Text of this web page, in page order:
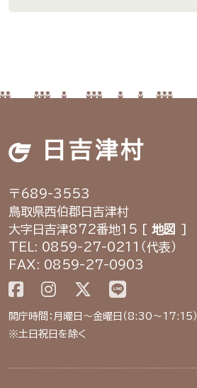
日吉津村
〒689-3553
鳥取県西伯郡日吉津村
大字日吉津872番地15 [ 地図
]
TEL: 0859-27-0211（代表）
FAX: 0859-27-0903
開庁時間：月曜日～金曜日（8:30～17:15）
※土日祝日を除く